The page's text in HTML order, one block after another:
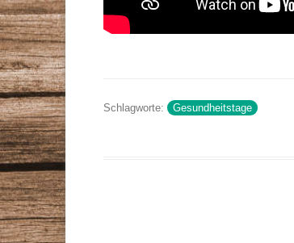
Schlagworte: Gesundheitstage